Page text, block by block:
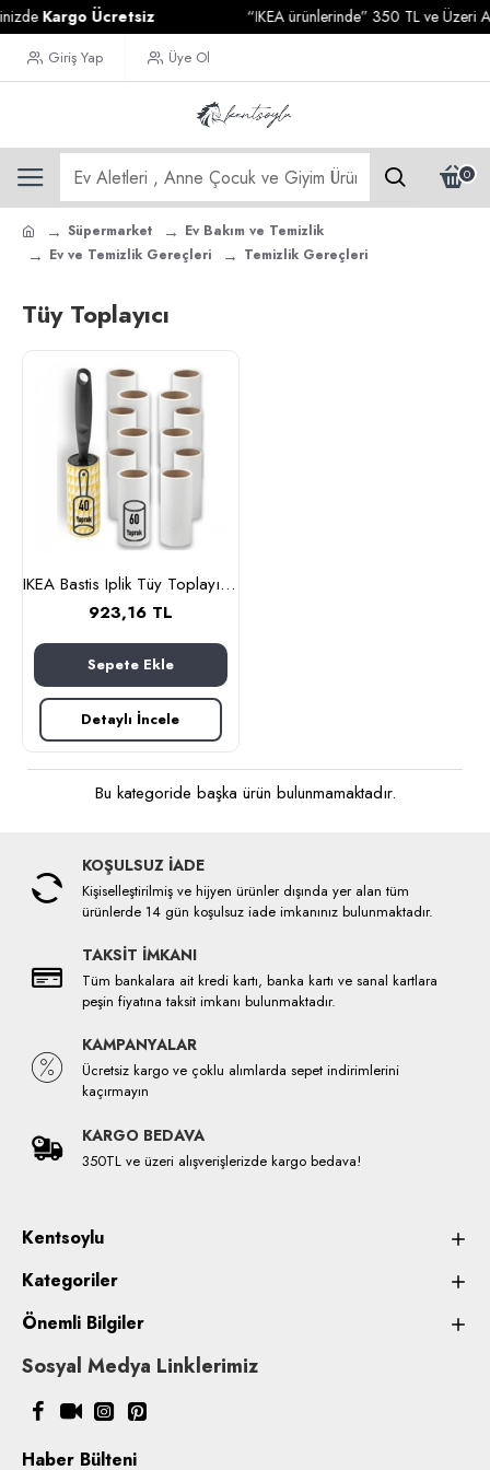
Kargo Ücretsiz “IKEA ürünlerinde” 350 TL ve Üzeri
Giriş Yap Üye Ol
0
Süpermarket
Ev Bakım ve Temizlik
Ev ve Temizlik Gereçleri
Temizlik Gereçleri
Tüy Toplayıcı
IKEA Bastis Iplik Tüy Toplayıcı Rulo Ve 12 Adet Yedek Paket Kartuş
923,16 TL
Sepete Ekle
Detaylı İncele
Bu kategoride başka ürün bulunmamaktadır.
KOŞULSUZ İADE
Kişiselleştirilmiş ve hijyen ürünler dışında yer alan tüm
ürünlerde 14 gün koşulsuz iade imkanınız bulunmaktadır.
TAKSİT İMKANI
Tüm bankalara ait kredi kartı, banka kartı ve sanal kartlara
peşin fiyatına taksit imkanı bulunmaktadır.
KAMPANYALAR
Ücretsiz kargo ve çoklu alımlarda sepet indirimlerini
kaçırmayın
KARGO BEDAVA
350TL ve üzeri alışverişlerizde kargo bedava!
Kentsoylu
Kategoriler
Önemli Bilgiler
Sosyal Medya Linklerimiz
Haber Bülteni